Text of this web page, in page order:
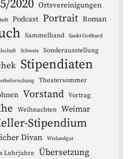
2020 Ortsvereinigungen
Podcast Portrait Roman
Sammelband Sankt Gotthard
Schweiz Sonderausstellung
Stipendiaten
Theatersommer
Vorstand Vortrag
Weihnachten Weimar
Stipendium
Divan Wielandgut
Lehrjahre Übersetzung